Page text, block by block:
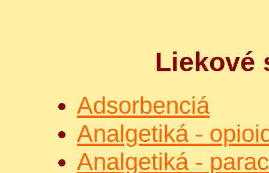
Liekové
Adsorbenciá
Analgetiká -
Analgetiká -